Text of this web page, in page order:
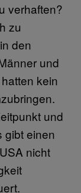
verhaften?
zu
den
und
kein
und
gibt einen
nicht